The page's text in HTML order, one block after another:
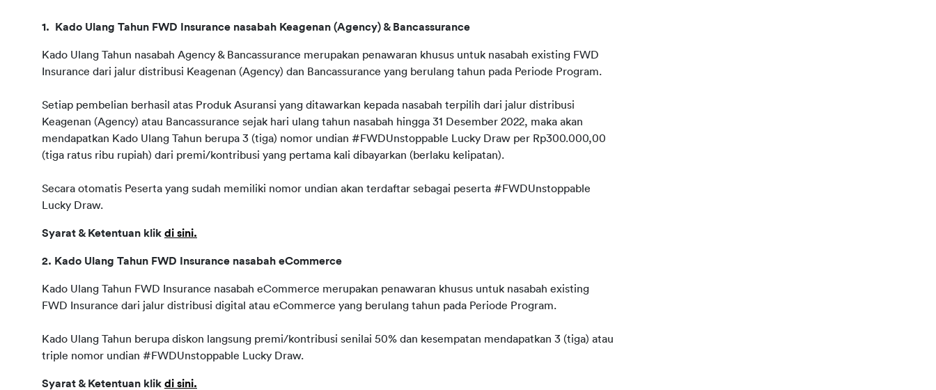
1.  Kado Ulang Tahun FWD Insurance nasabah Keagenan (Agency) & Bancassurance
Kado Ulang Tahun nasabah Agency & Bancassurance merupakan penawaran khusus untuk nasabah existing FWD
Insurance dari jalur distribusi Keagenan (Agency) dan Bancassurance yang berulang tahun pada Periode Program.
Setiap pembelian berhasil atas Produk Asuransi yang ditawarkan kepada nasabah terpilih dari jalur distribusi
Keagenan (Agency) atau Bancassurance sejak hari ulang tahun nasabah hingga 31 Desember 2022, maka akan
mendapatkan Kado Ulang Tahun berupa 3 (tiga) nomor undian #FWDUnstoppable Lucky Draw per Rp300.000,00
(tiga ratus ribu rupiah) dari premi/kontribusi yang pertama kali dibayarkan (berlaku kelipatan).
Secara otomatis Peserta yang sudah memiliki nomor undian akan terdaftar sebagai peserta #FWDUnstoppable
Lucky Draw.
Syarat & Ketentuan klik di sini.
2. Kado Ulang Tahun FWD Insurance nasabah eCommerce
Kado Ulang Tahun FWD Insurance nasabah eCommerce merupakan penawaran khusus untuk nasabah existing
FWD Insurance dari jalur distribusi digital atau eCommerce yang berulang tahun pada Periode Program.
Kado Ulang Tahun berupa diskon langsung premi/kontribusi senilai 50% dan kesempatan mendapatkan 3 (tiga) atau
triple nomor undian #FWDUnstoppable Lucky Draw.
Syarat & Ketentuan klik di sini.